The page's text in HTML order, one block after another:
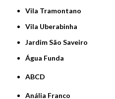
Vila Tramontano
Vila Uberabinha
jardim São Saveiro
Água Funda
ABCD
Anália Franco